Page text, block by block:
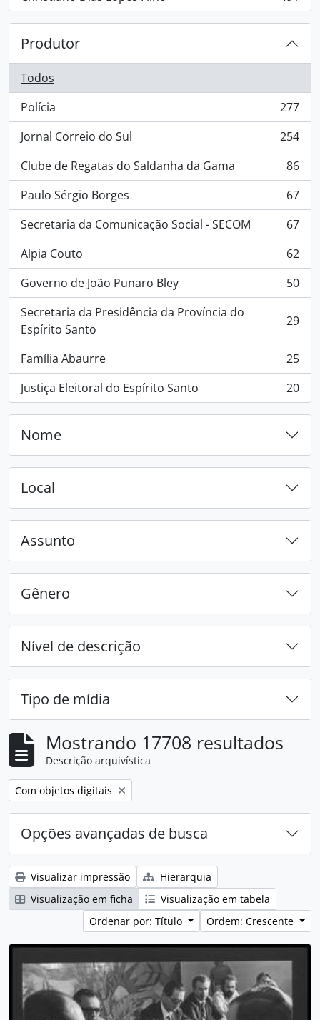
, 491 resultados
Produtor
Todos
Polícia
, 277 resultados
277
Jornal Correio do Sul
, 254 resultados
254
Clube de Regatas do Saldanha da Gama
, 86 resultados
86
Paulo Sérgio Borges
, 67 resultados
67
Secretaria da Comunicação Social - SECOM
, 67 resultados
67
Alpia Couto
, 62 resultados
62
Governo de João Punaro Bley
, 50 resultados
50
Secretaria da Presidência da Província do
Espírito Santo
, 29 resultados 29
Família Abaurre
, 25 resultados
25
Justiça Eleitoral do Espírito Santo
, 20 resultados 20
Nome
Local
Assunto
Gênero
Nível de descrição
Tipo de mídia
Mostrando 17708 resultados
Descrição arquivística
Remover filtro:
Com objetos digitais
Opções avançadas de busca
Visualizar impressão
Hierarquia
Visualização em ficha
Visualização em tabela
Ordenar por: Título
Ordem: Crescente